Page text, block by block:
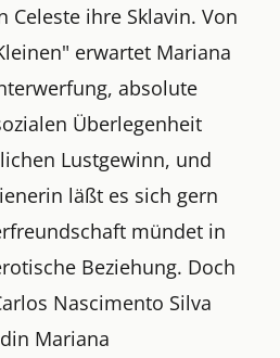
Celeste ihre Sklavin. Von
erwartet Mariana
absolute
Überlegenheit
Lustgewinn, und
läßt es sich gern
mündet in
Beziehung. Doch
Nascimento Silva
Mariana